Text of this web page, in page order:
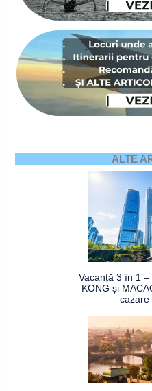
ALTE
Vacanță 3 în 1 –
KONG și
cazare